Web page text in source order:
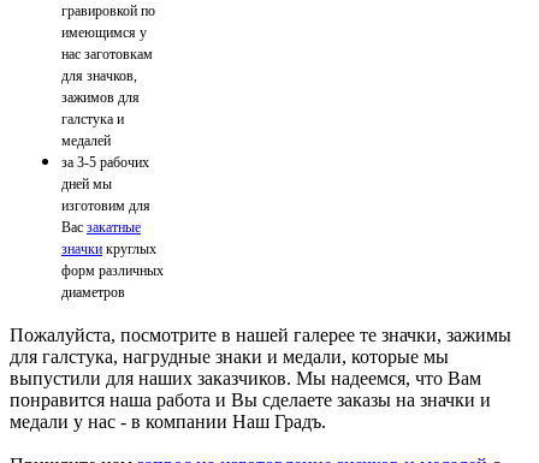
гравировкой по
имеющимся у
нас заготовкам
для значков,
зажимов для
галстука и
медалей
за 3-5 рабочих
дней мы
изготовим для
Вас закатные
значки круглых
форм различных
диаметров
Пожалуйста, посмотрите в нашей галерее те значки, зажимы
для галстука, нагрудные знаки и медали, которые мы
выпустили для наших заказчиков. Мы надеемся, что Вам
понравится наша работа и Вы сделаете заказы на значки и
медали у нас - в компании Наш Градъ.